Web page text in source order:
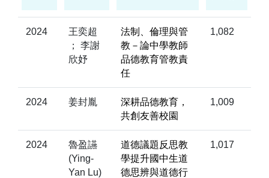
2024
王奕超
； 李謝
欣妤
法制、倫理與管
教－論中學教師
品德教育管教責
任
1,082
2024 姜封胤
深耕品德教育，
共創友善校園
1,009
2024
魯盈讌
(Ying-
Yan Lu)
道德議題反思教
學提升國中生道
德思辨與道德行
1,017